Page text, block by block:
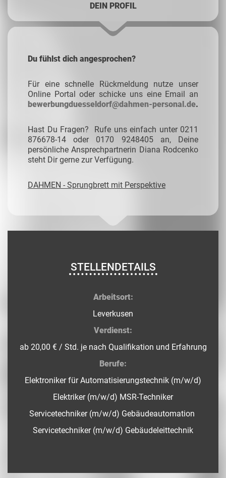
DEIN PROFIL
Du fühlst dich angesprochen?
Für eine schnelle Rückmeldung nutze unser
Online Portal oder schicke uns eine Email an
bewerbungduesseldorf@dahmen-personal.de.
Hast Du Fragen? Rufe uns einfach unter 0211
876678-14 oder 0170 9248405 an, Deine
persönliche Ansprechpartnerin Diana Rodcenko
steht Dir gerne zur Verfügung.
DAHMEN - Sprungbrett mit Perspektive
STELLENDETAILS
Arbeitsort:
Leverkusen
Verdienst:
ab 20,00 € / Std. je nach Qualifikation und Erfahrung
Berufe:
Elektroniker für Automatisierungstechnik (m/w/d)
Elektriker (m/w/d) MSR-Techniker
Servicetechniker (m/w/d) Gebäudeautomation
Servicetechniker (m/w/d) Gebäudeleittechnik